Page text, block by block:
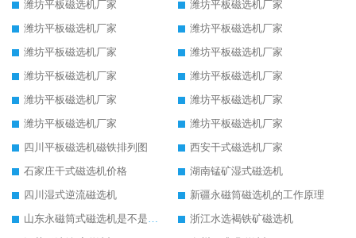
潍坊平板磁选机厂家
潍坊平板磁选机厂家
潍坊平板磁选机厂家
潍坊平板磁选机厂家
潍坊平板磁选机厂家
潍坊平板磁选机厂家
潍坊平板磁选机厂家
潍坊平板磁选机厂家
潍坊平板磁选机厂家
潍坊平板磁选机厂家
潍坊平板磁选机厂家
潍坊平板磁选机厂家
四川平板磁选机磁铁排列图
西安干式磁选机厂家
石家庄干式磁选机价格
湖南锰矿湿式磁选机
四川湿式逆流磁选机
新疆永磁筒磁选机的工作原理
山东永磁筒式磁选机是不是强磁
浙江水选褐铁矿磁选机